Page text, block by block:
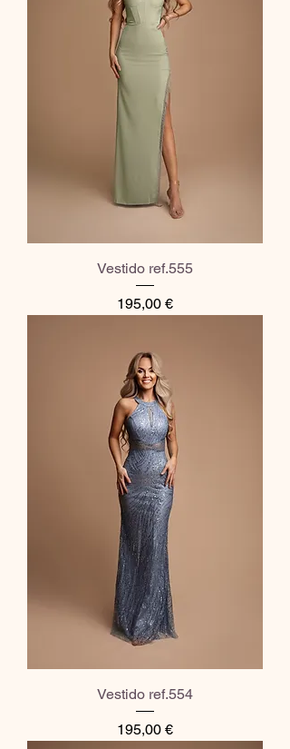
Vestido ref.555
Preço
195,00 €
Vestido ref.554
Preço
195,00 €